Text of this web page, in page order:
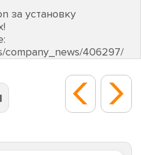
за установку
company_news/406297/